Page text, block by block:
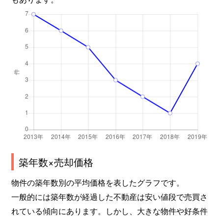
築年数×売却価格
物件の築年数別の平均価格を表したグラフです。
一般的には築年数が経過した不動産は安い値段で売買さ
れている傾向にあります。しかし、大きな物件や好条件